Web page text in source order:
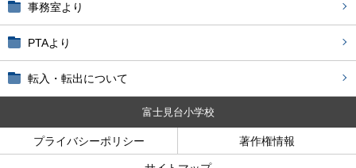
事務室より
PTAより
転入・転出について
富士見台小学校
プライバシーポリシー 著作権情報